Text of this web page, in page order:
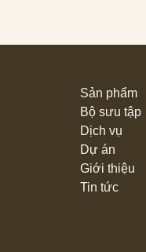
Sản phẩm
Bộ sưu tập
Dịch vụ
Dự án
Giới thiệu
Tin tức